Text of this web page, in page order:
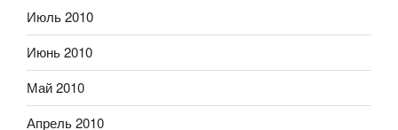
Июль 2010
Июнь 2010
Май 2010
Апрель 2010